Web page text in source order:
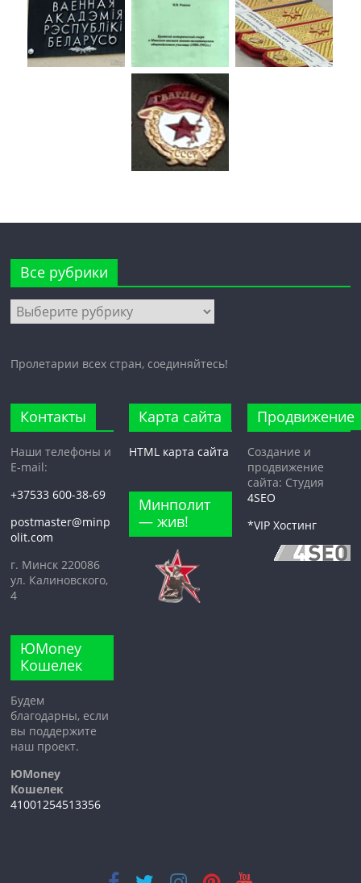
Все рубрики
Все
рубрики
Пролетарии всех стран, соединяйтесь!
Контакты
Наши телефоны и
E-mail:
+37533 600-38-69
postmaster@minp
olit.com
г. Минск 220086
ул. Калиновского,
4
ЮMoney
Кошелек
Будем
благодарны, если
вы поддержите
наш проект.
ЮMoney
Кошелек
41001254513356
Карта сайта
HTML карта сайта
Минполит
— жив!
Продвижение
Создание и
продвижение
сайта: Студия
4SEO
*VIP Хостинг